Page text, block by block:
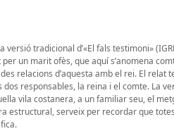
tradicional d’«El fals testimoni»
un marit ofès, que aquí s’anomena
relacions d’aquesta amb el rei. El relat
responsables, la reina i el comte. La
vila costanera, a un familiar seu, el
serveix per recordar que